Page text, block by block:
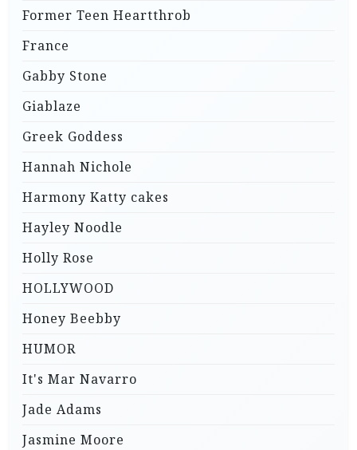
Former Teen Heartthrob
France
Gabby Stone
Giablaze
Greek Goddess
Hannah Nichole
Harmony Katty cakes
Hayley Noodle
Holly Rose
HOLLYWOOD
Honey Beebby
HUMOR
It's Mar Navarro
Jade Adams
Jasmine Moore